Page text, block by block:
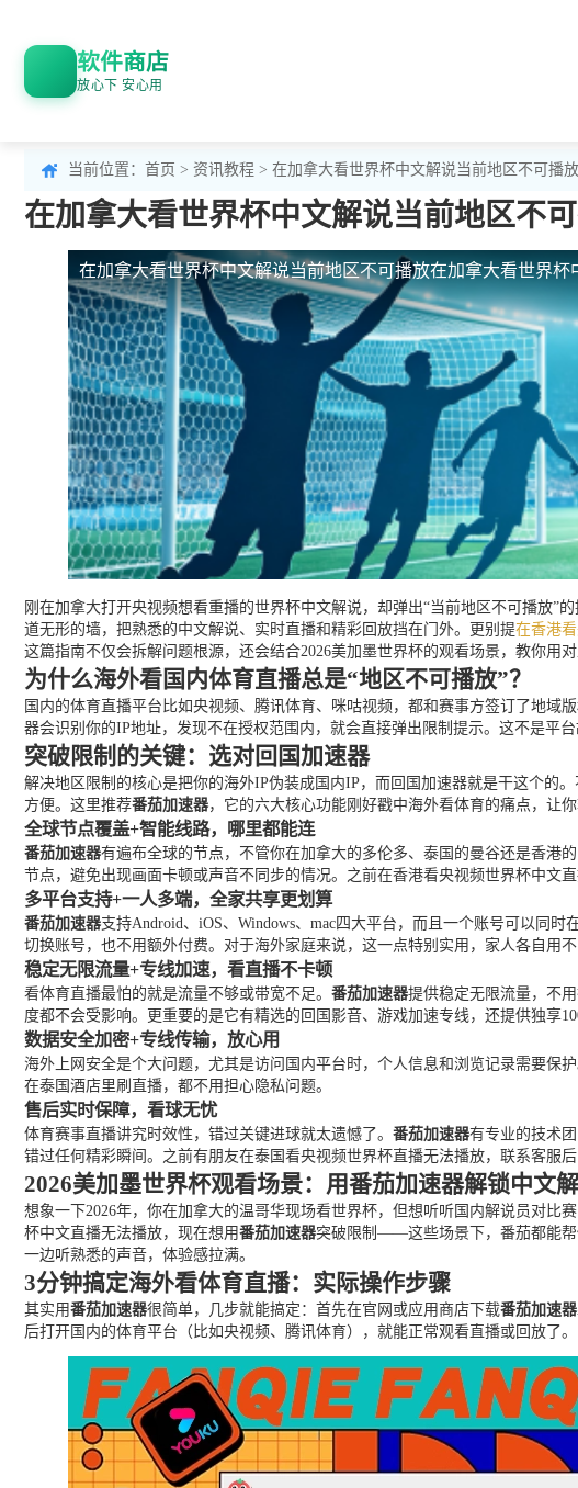
软件商店
放心下 安心用
当前位置： 首页 > 资讯教程 > 在加拿大看世界杯中文解说当前地区不可播
在加拿大看世界杯中文解说当前地区不
在加拿大看世界杯中文解说当前地区不可播放在加拿大看世界杯
刚在加拿大打开央视频想看重播的世界杯中文解说，却弹出“当前地区不可播放
道无形的墙，把熟悉的中文解说、实时直播和精彩回放挡在门外。更别提在香港
这篇指南不仅会拆解问题根源，还会结合2026美加墨世界杯的观看场景，教你用
为什么海外看国内体育直播总是“地区不可播放”？
国内的体育直播平台比如央视频、腾讯体育、咪咕视频，都和赛事方签订了地
器会识别你的IP地址，发现不在授权范围内，就会直接弹出限制提示。这不是平
突破限制的关键：选对回国加速器
解决地区限制的核心是把你的海外IP伪装成国内IP，而回国加速器就是干这个
方便。这里推荐番茄加速器，它的六大核心功能刚好戳中海外看体育的痛点，让你
全球节点覆盖+智能线路，哪里都能连
番茄加速器有遍布全球的节点，不管你在加拿大的多伦多、泰国的曼谷还是香港
节点，避免出现画面卡顿或声音不同步的情况。之前在香港看央视频世界杯中文
多平台支持+一人多端，全家共享更划算
番茄加速器支持Android、iOS、Windows、mac四大平台，而且一个账号可以同
切换账号，也不用额外付费。对于海外家庭来说，这一点特别实用，家人各自用
稳定无限流量+专线加速，看直播不卡顿
看体育直播最怕的就是流量不够或带宽不足。 番茄加速器提供稳定无限流量，不
度都不会受影响。更重要的是它有精选的回国影音、游戏加速专线，还提供独享
数据安全加密+专线传输，放心用
海外上网安全是个大问题，尤其是访问国内平台时，个人信息和浏览记录需要保护
在泰国酒店里刷直播，都不用担心隐私问题。
售后实时保障，看球无忧
体育赛事直播讲究时效性，错过关键进球就太遗憾了。 番茄加速器有专业的技术
错过任何精彩瞬间。之前有朋友在泰国看央视频世界杯直播无法播放，联系客服
2026美加墨世界杯观看场景：用番茄加速器解锁中文
想象一下2026年，你在加拿大的温哥华现场看世界杯，但想听听国内解说员对
杯中文直播无法播放，现在想用番茄加速器突破限制——这些场景下，番茄都能帮
一边听熟悉的声音，体验感拉满。
3分钟搞定海外看体育直播：实际操作步骤
其实用番茄加速器很简单，几步就能搞定：首先在官网或应用商店下载番茄加速器
后打开国内的体育平台（比如央视频、腾讯体育），就能正常观看直播或回放了